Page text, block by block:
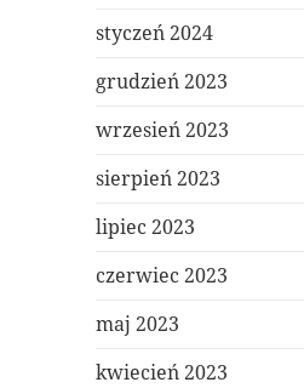
styczeń 2024
grudzień 2023
wrzesień 2023
sierpień 2023
lipiec 2023
czerwiec 2023
maj 2023
kwiecień 2023